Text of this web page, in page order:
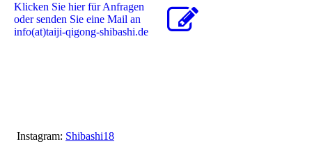
Klicken Sie hier für Anfragen
oder senden Sie eine Mail an
info(at)taiji-qigong-shibashi.de
Instagram: Shibashi18